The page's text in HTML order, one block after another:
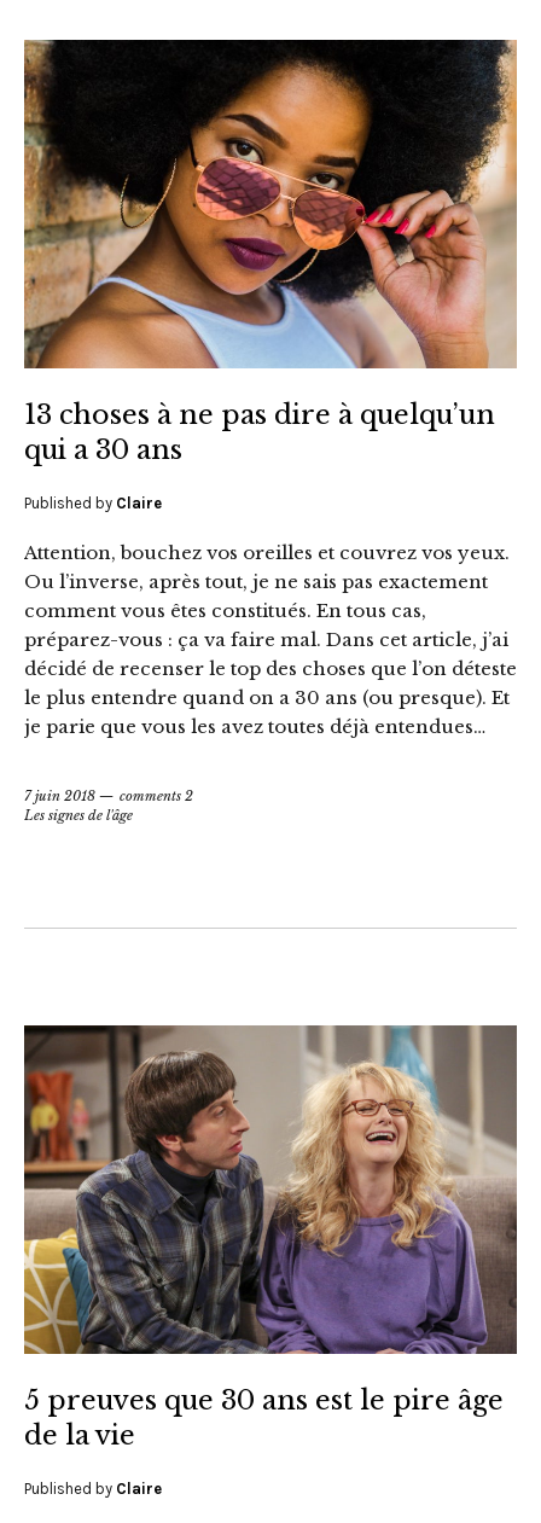
13 choses à ne pas dire à quelqu’un
qui a 30 ans
Published by Claire
Attention, bouchez vos oreilles et couvrez vos yeux.
Ou l’inverse, après tout, je ne sais pas exactement
comment vous êtes constitués. En tous cas,
préparez-vous : ça va faire mal. Dans cet article, j’ai
décidé de recenser le top des choses que l’on déteste
le plus entendre quand on a 30 ans (ou presque). Et
je parie que vous les avez toutes déjà entendues…
7 juin 2018
comments 2
Les signes de l'âge
5 preuves que 30 ans est le pire âge
de la vie
Published by Claire